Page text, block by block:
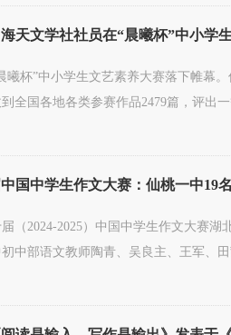
天文学社社员在“晨曦杯”中小学
曦杯”中小学生文艺素养大赛落下帷幕
全国各地各类参赛作品2479篇，评出
国中学生作文大赛：仙桃一中19
（2024-2025）中国中学生作文大赛
中部语文教师陶青、吴良主、王军、